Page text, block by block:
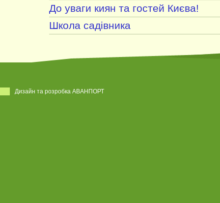
До уваги киян та гостей Києва!
Школа садівника
Дизайн та розробка АВАНПОРТ